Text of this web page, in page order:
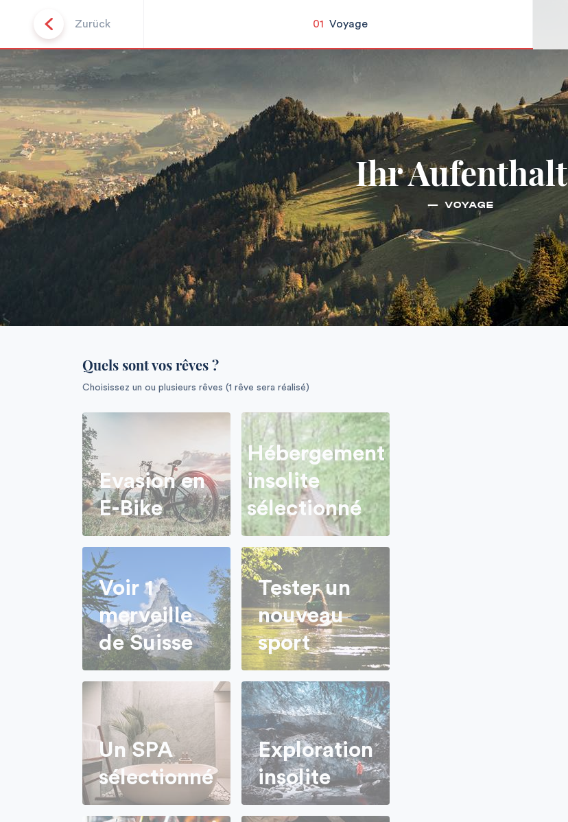
Zurück 01 Voyage
Ihr Aufenthalt
— VOYAGE
Quels sont vos rêves ?
Choisissez un ou plusieurs rêves (1 rêve sera réalisé)
Evasion en
E-Bike
Hébergement
insolite
sélectionné
Voir 1
merveille
de Suisse
Tester un
nouveau
sport
Un SPA
sélectionné
Exploration
insolite